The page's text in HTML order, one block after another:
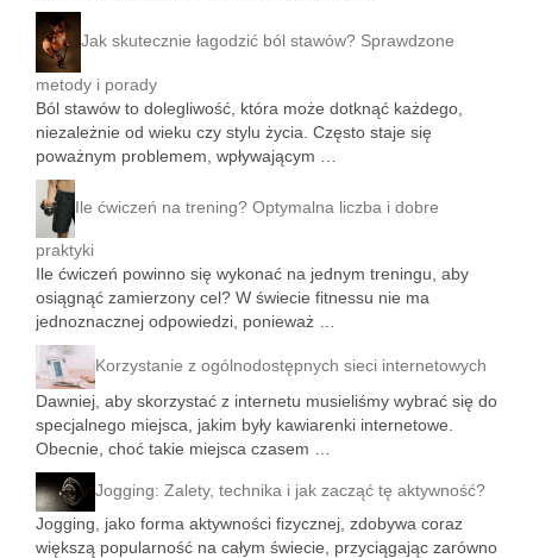
Jak skutecznie łagodzić ból stawów? Sprawdzone
metody i porady
Ból stawów to dolegliwość, która może dotknąć każdego,
niezależnie od wieku czy stylu życia. Często staje się
poważnym problemem, wpływającym …
Ile ćwiczeń na trening? Optymalna liczba i dobre
praktyki
Ile ćwiczeń powinno się wykonać na jednym treningu, aby
osiągnąć zamierzony cel? W świecie fitnessu nie ma
jednoznacznej odpowiedzi, ponieważ …
Korzystanie z ogólnodostępnych sieci internetowych
Dawniej, aby skorzystać z internetu musieliśmy wybrać się do
specjalnego miejsca, jakim były kawiarenki internetowe.
Obecnie, choć takie miejsca czasem …
Jogging: Zalety, technika i jak zacząć tę aktywność?
Jogging, jako forma aktywności fizycznej, zdobywa coraz
większą popularność na całym świecie, przyciągając zarówno